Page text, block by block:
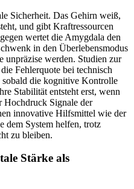
Sicherheit. Das Gehirn weiß,
und gibt Kraftressourcen
wertet die Amygdala den
in den Überlebensmodus
unpräzise werden. Studien zur
Fehlerquote bei technisch
sobald die kognitive Kontrolle
Stabilität entsteht erst, wenn
Hochdruck Signale der
innovative Hilfsmittel wie der
dem System helfen, trotz
zu bleiben.
Stärke als